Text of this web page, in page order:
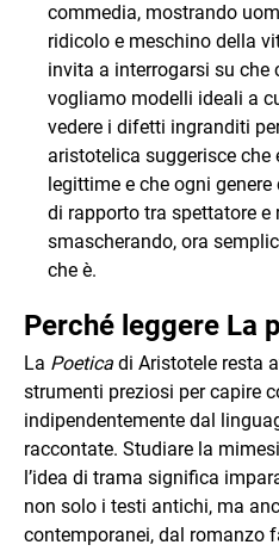
commedia, mostrando
ridicolo e meschino della
invita a interrogarsi su che
vogliamo modelli ideali a
vedere i difetti ingranditi
aristotelica suggerisce che
legittime e che ogni
di rapporto tra spettatore e
smascherando, ora
che è.
Perché leggere La
La Poetica di Aristotele resta
strumenti preziosi per capire
indipendentemente dal
raccontate. Studiare la
l’idea di trama significa
non solo i testi antichi, ma
contemporanei, dal romanzo